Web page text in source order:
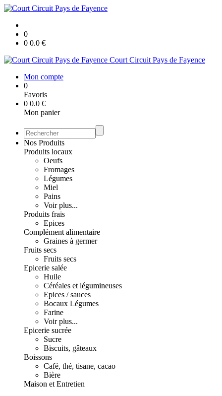
0
0 0.0 €
Court Circuit Pays de Fayence
Mon compte
0
Favoris
0 0.0 €
Mon panier
Nos Produits
Produits locaux
Oeufs
Fromages
Légumes
Miel
Pains
Voir plus...
Produits frais
Epices
Complément alimentaire
Graines à germer
Fruits secs
Fruits secs
Epicerie salée
Huile
Céréales et légumineuses
Epices / sauces
Bocaux Légumes
Farine
Voir plus...
Epicerie sucrée
Sucre
Biscuits, gâteaux
Boissons
Café, thé, tisane, cacao
Bière
Maison et Entretien